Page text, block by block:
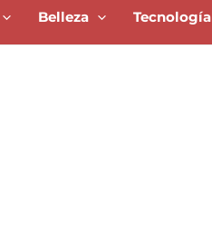
Belleza Tecnología